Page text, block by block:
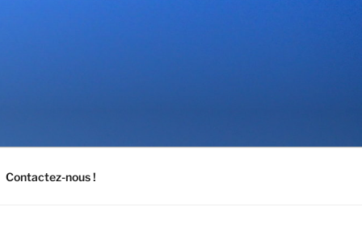
Contactez-nous !